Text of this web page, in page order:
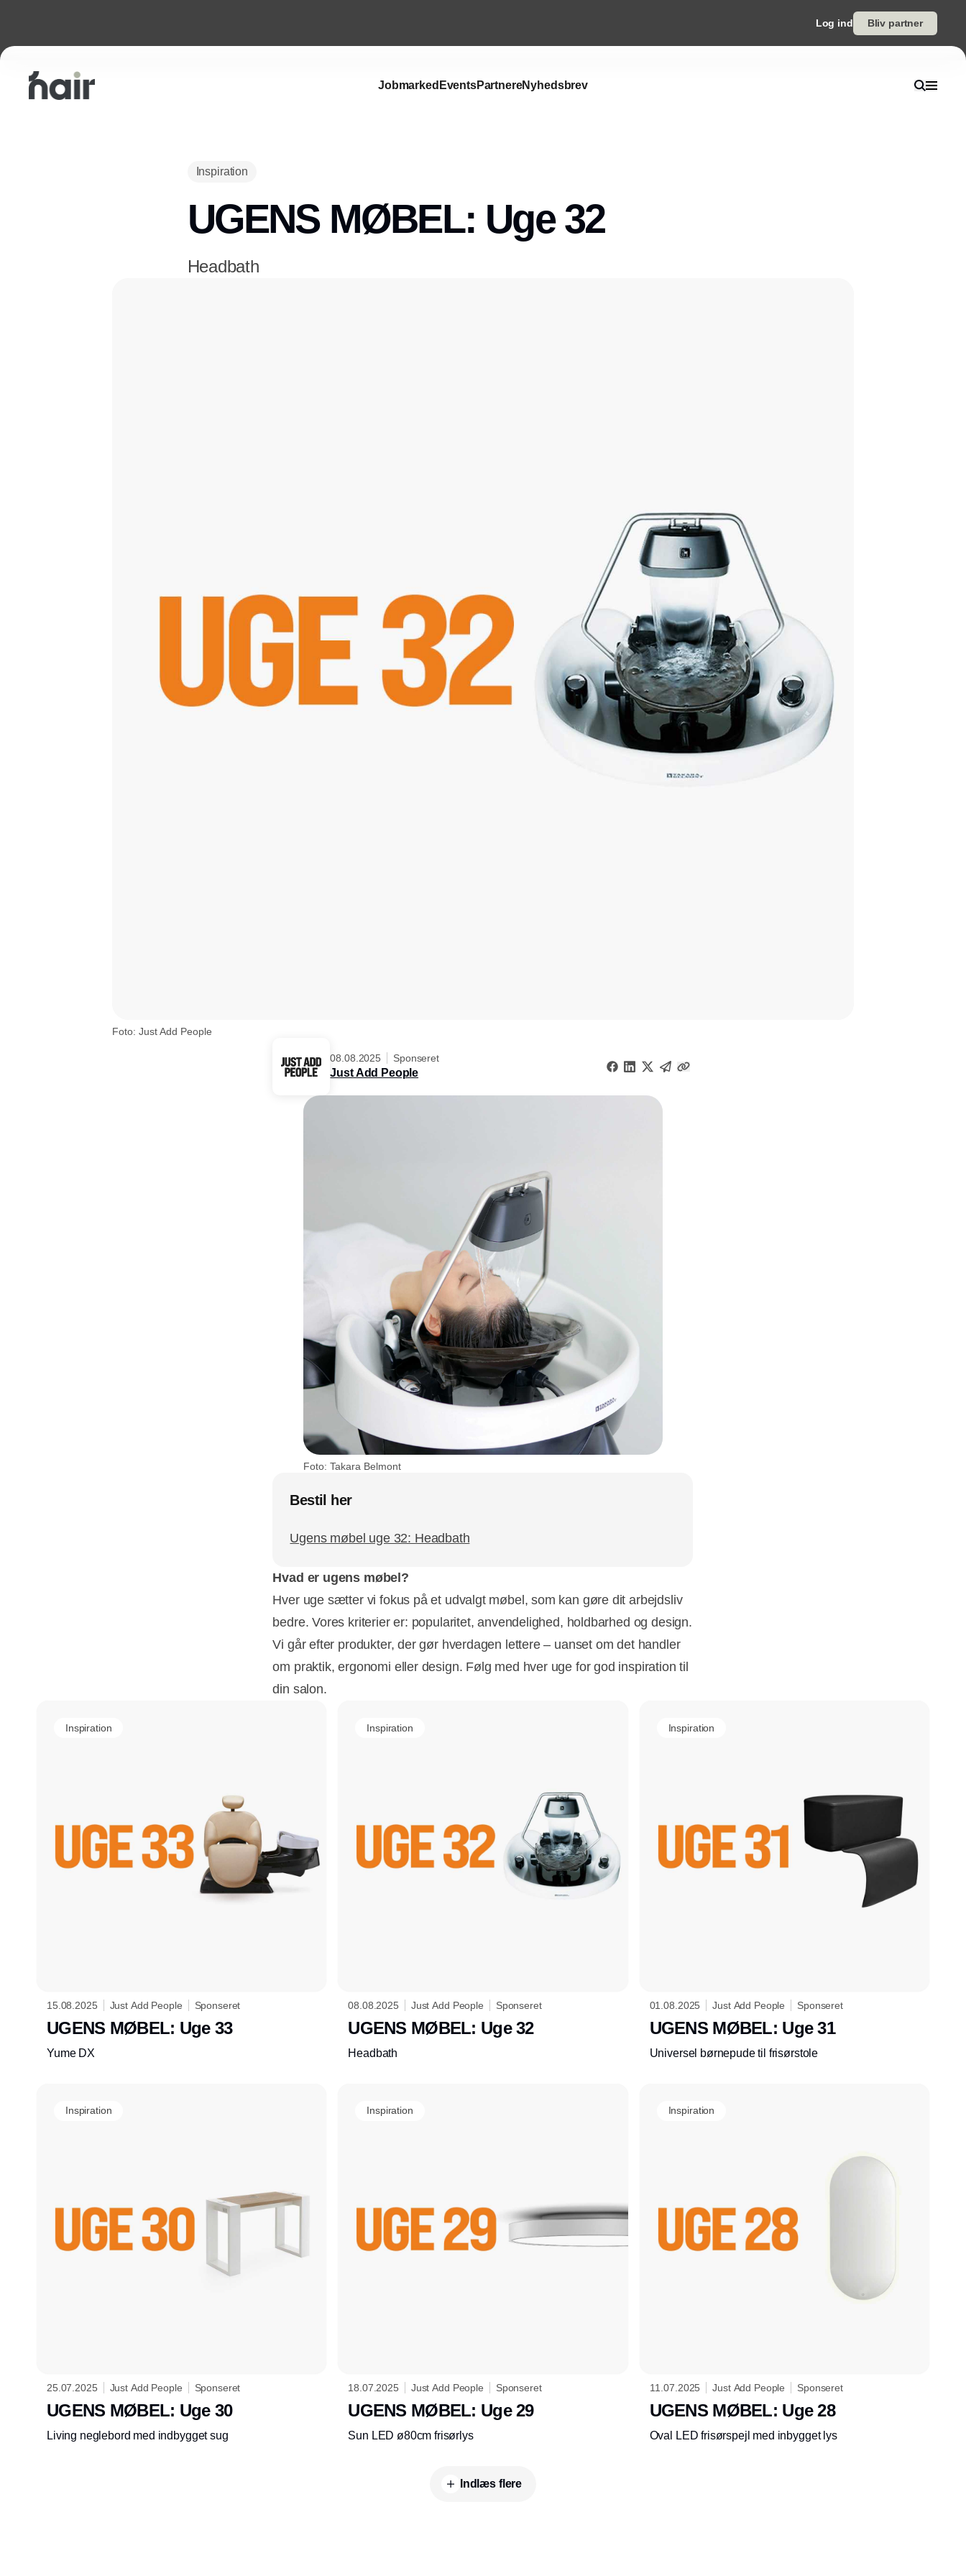
Log ind Bliv partner
Jobmarked EventsPartnereNyhedsbrev
Inspiration
UGENS MØBEL: Uge 32
Headbath
Foto: Just Add People
08.08.2025 Sponseret
Just Add People
Foto: Takara Belmont
Bestil her
Ugens møbel uge 32: Headbath
Hvad er ugens møbel?
Hver uge sætter vi fokus på et udvalgt møbel, som kan gøre dit arbejdsliv
bedre. Vores kriterier er: popularitet, anvendelighed, holdbarhed og design.
Vi går efter produkter, der gør hverdagen lettere – uanset om det handler
om praktik, ergonomi eller design. Følg med hver uge for god inspiration til
din salon.
Inspiration
15.08.2025 Just Add People Sponseret
UGENS MØBEL: Uge 33
Yume DX
Inspiration
08.08.2025 Just Add People Sponseret
UGENS MØBEL: Uge 32
Headbath
Inspiration
01.08.2025 Just Add People Sponseret
UGENS MØBEL: Uge 31
Universel børnepude til frisørstole
Inspiration
25.07.2025 Just Add People Sponseret
UGENS MØBEL: Uge 30
Living neglebord med indbygget sug
Inspiration
18.07.2025 Just Add People Sponseret
UGENS MØBEL: Uge 29
Sun LED ø80cm frisørlys
Inspiration
11.07.2025 Just Add People Sponseret
UGENS MØBEL: Uge 28
Oval LED frisørspejl med inbygget lys
Indlæs flere